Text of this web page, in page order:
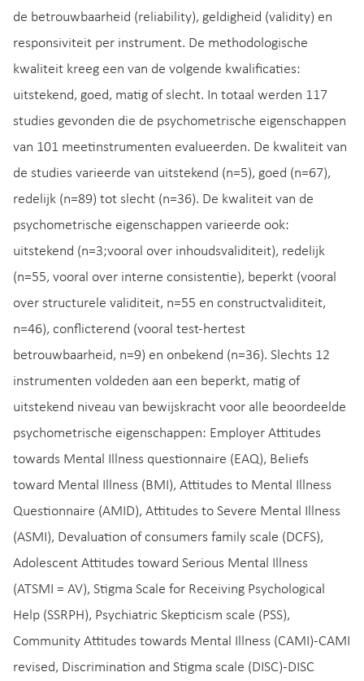
de betrouwbaarheid (reliability), geldigheid (validity) en
responsiviteit per instrument. De methodologische
kwaliteit kreeg een van de volgende kwalificaties:
uitstekend, goed, matig of slecht. In totaal werden 117
studies gevonden die de psychometrische eigenschappen
van 101 meetinstrumenten evalueerden. De kwaliteit van
de studies varieerde van uitstekend (n=5), goed (n=67),
redelijk (n=89) tot slecht (n=36). De kwaliteit van de
psychometrische eigenschappen varieerde ook:
uitstekend (n=3;vooral over inhoudsvaliditeit), redelijk
(n=55, vooral over interne consistentie), beperkt (vooral
over structurele validiteit, n=55 en constructvaliditeit,
n=46), conflicterend (vooral test-hertest
betrouwbaarheid, n=9) en onbekend (n=36). Slechts 12
instrumenten voldeden aan een beperkt, matig of
uitstekend niveau van bewijskracht voor alle beoordeelde
psychometrische eigenschappen: Employer Attitudes
towards Mental Illness questionnaire (EAQ), Beliefs
toward Mental Illness (BMI), Attitudes to Mental Illness
Questionnaire (AMID), Attitudes to Severe Mental Illness
(ASMI), Devaluation of consumers family scale (DCFS),
Adolescent Attitudes toward Serious Mental Illness
(ATSMI = AV), Stigma Scale for Receiving Psychological
Help (SSRPH), Psychiatric Skepticism scale (PSS),
Community Attitudes towards Mental Illness (CAMI)-CAMI
revised, Discrimination and Stigma scale (DISC)-DISC